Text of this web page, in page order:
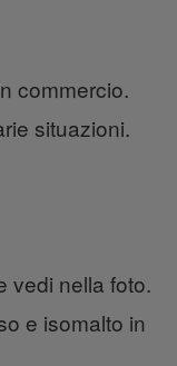
commercio.
situazioni.
vedi nella foto.
e isomalto in